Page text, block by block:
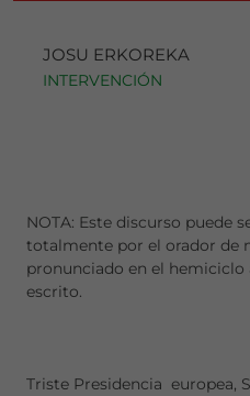
JOSU ERKOREKA
INTERVENCIÓN
NOTA: Este discurso puede
totalmente por el orador de
pronunciado en el hemiciclo
escrito.
Triste Presidencia europea,